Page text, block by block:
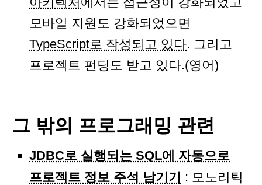
모바일 지원도 강화되었으면
TypeScript로 작성되고 있다. 그리고
프로젝트 펀딩도 받고 있다.(영어)
그 밖의 프로그래밍 관련
JDBC로 실행되는 SQL에 자동으로
프로젝트 정보 주석 남기기
: 모노리틱